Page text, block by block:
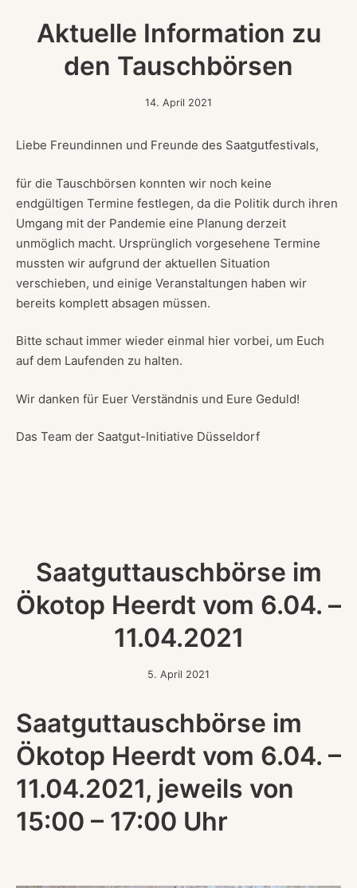
Aktuelle Information zu
den Tauschbörsen
14. April 2021
Liebe Freundinnen und Freunde des Saatgutfestivals,
für die Tauschbörsen konnten wir noch keine
endgültigen Termine festlegen, da die Politik durch ihren
Umgang mit der Pandemie eine Planung derzeit
unmöglich macht. Ursprünglich vorgesehene Termine
mussten wir aufgrund der aktuellen Situation
verschieben, und einige Veranstaltungen haben wir
bereits komplett absagen müssen.
Bitte schaut immer wieder einmal hier vorbei, um Euch
auf dem Laufenden zu halten.
Wir danken für Euer Verständnis und Eure Geduld!
Das Team der Saatgut-Initiative Düsseldorf
Saatguttauschbörse im
Ökotop Heerdt vom 6.04. –
11.04.2021
5. April 2021
Saatguttauschbörse im
Ökotop Heerdt vom 6.04. –
11.04.2021, jeweils von
15:00 – 17:00 Uhr